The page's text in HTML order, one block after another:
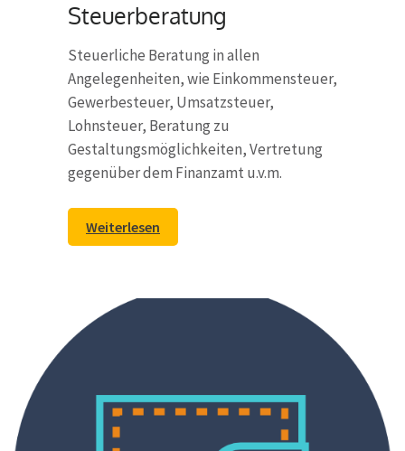
Steuerberatung
Steuerliche Beratung in allen
Angelegenheiten, wie Einkommensteuer,
Gewerbesteuer, Umsatzsteuer,
Lohnsteuer, Beratung zu
Gestaltungsmöglichkeiten, Vertretung
gegenüber dem Finanzamt u.v.m.
Weiterlesen